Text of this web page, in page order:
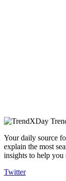
Your daily source
explain the most
insights to help you
Twitter